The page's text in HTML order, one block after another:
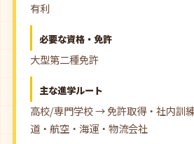
有利
必要な資格・免許
大型第二種免許
主な進学ルート
高校/専門学校 → 免許取得・社内訓
道・航空・海運・物流会社